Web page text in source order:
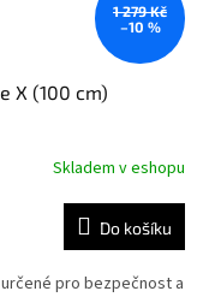
1 279 Kč
–10 %
X (100 cm)
Skladem v eshopu
Do košíku
určené pro bezpečnost a